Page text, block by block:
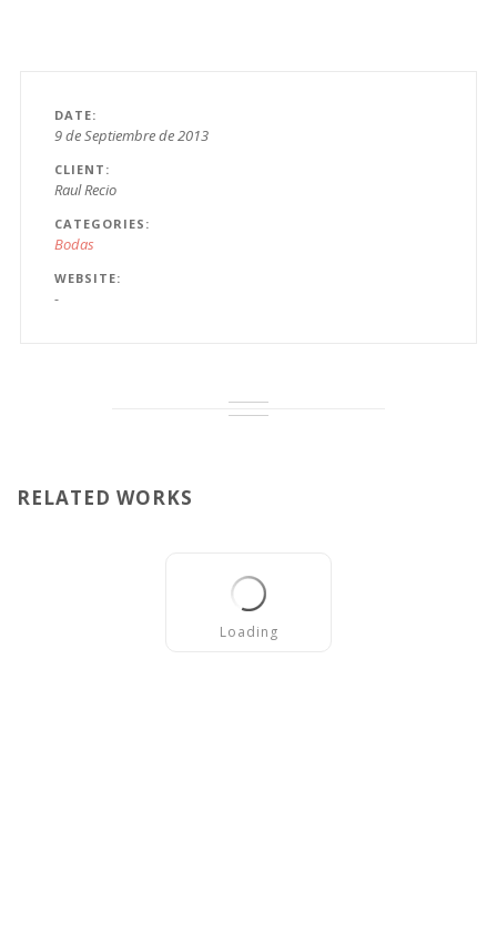
DATE
9 de Septiembre de 2013
CLIENT
Raul Recio
CATEGORIES
Bodas
WEBSITE
-
RELATED WORKS
Loading